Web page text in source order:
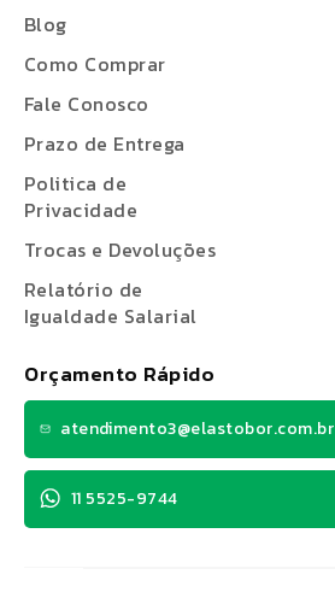
Blog
Como Comprar
Fale Conosco
Prazo de Entrega
Politica de
Privacidade
Trocas e Devoluções
Relatório de
Igualdade Salarial
Orçamento Rápido
atendimento3@elastobor.com.br
11 5525-9744